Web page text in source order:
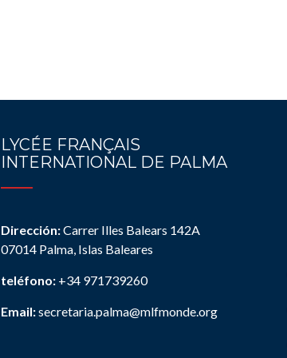
LYCÉE FRANÇAIS
INTERNATIONAL DE PALMA
Dirección:Carrer Illes Balears 142A
07014 Palma, Islas Baleares
teléfono: +34 971739260
Email:secretaria.palma@mlfmonde.org